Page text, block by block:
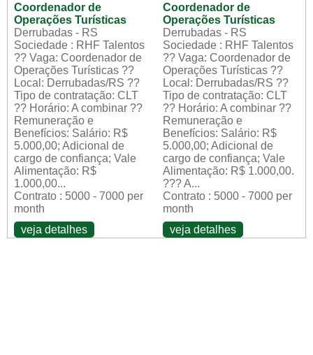
Coordenador de
Operações Turísticas
Derrubadas - RS
Sociedade : RHF Talentos
?? Vaga: Coordenador de
Operações Turísticas ??
Local: Derrubadas/RS ??
Tipo de contratação: CLT
?? Horário: A combinar ??
Remuneração e
Benefícios: Salário: R$
5.000,00; Adicional de
cargo de confiança; Vale
Alimentação: R$
1.000,00...
Contrato : 5000 - 7000 per
month
veja detalhes
Coordenador de
Operações Turísticas
Derrubadas - RS
Sociedade : RHF Talentos
?? Vaga: Coordenador de
Operações Turísticas ??
Local: Derrubadas/RS ??
Tipo de contratação: CLT
?? Horário: A combinar ??
Remuneração e
Benefícios: Salário: R$
5.000,00; Adicional de
cargo de confiança; Vale
Alimentação: R$ 1.000,00.
??? A...
Contrato : 5000 - 7000 per
month
veja detalhes